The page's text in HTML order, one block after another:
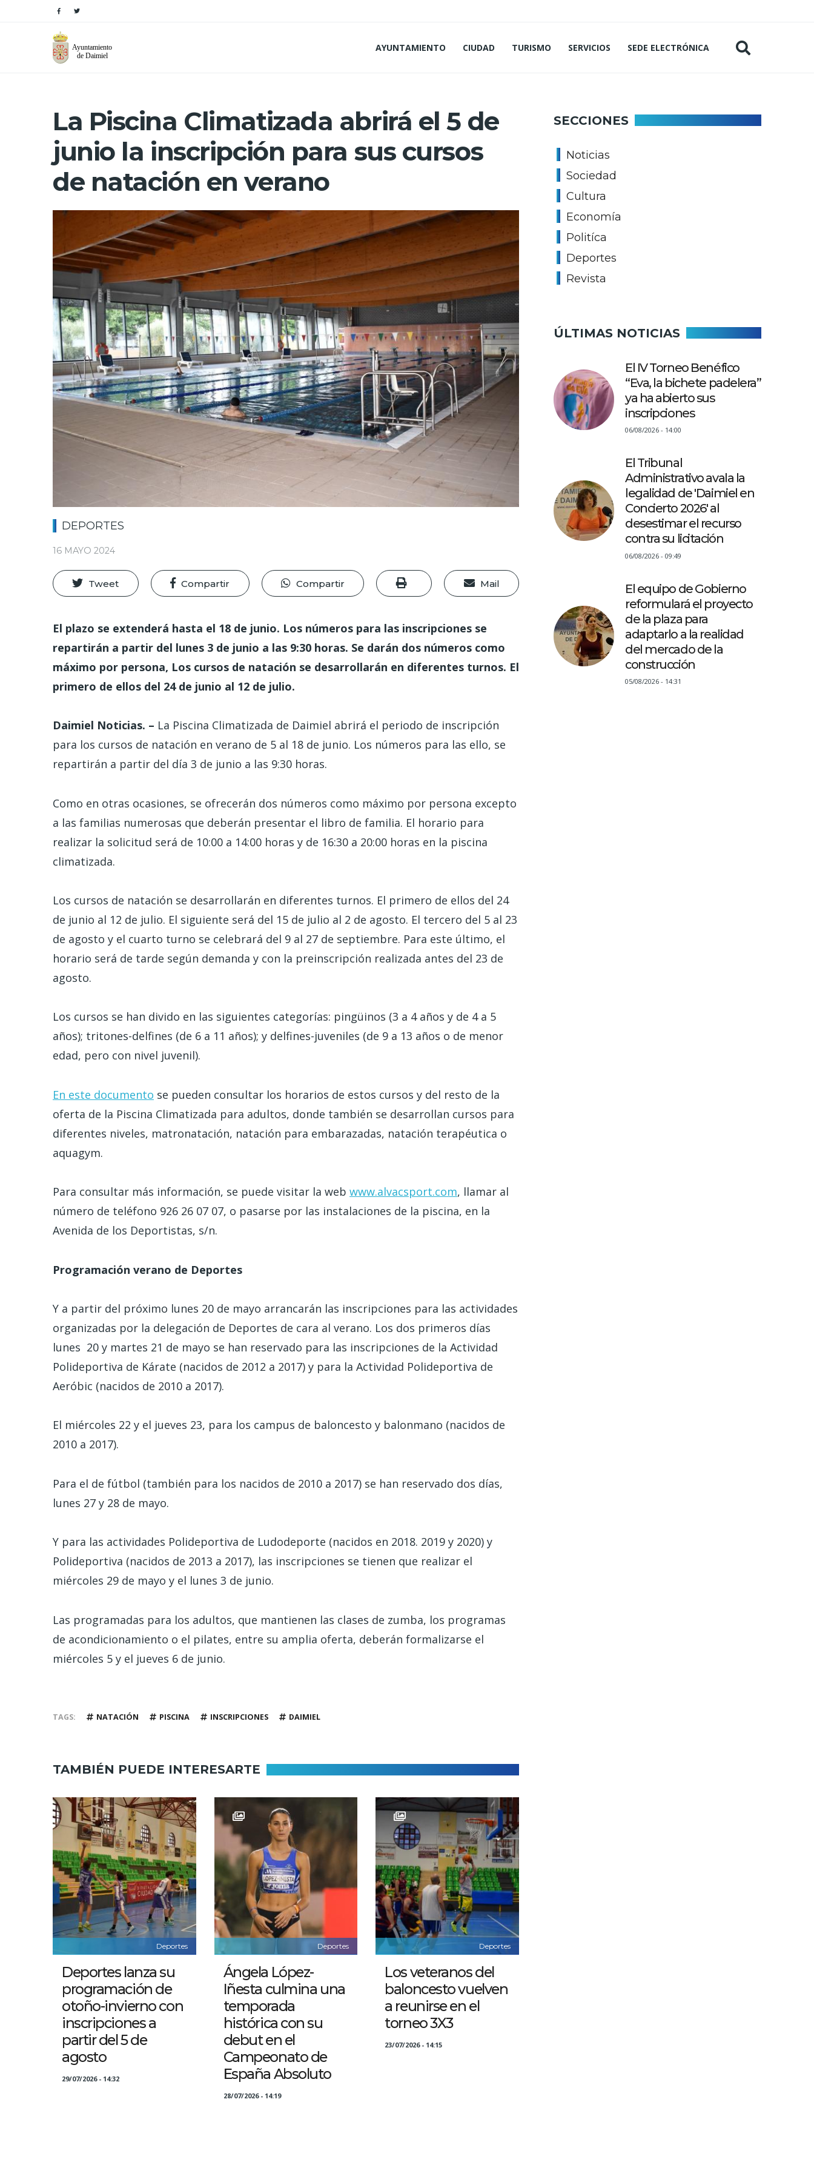
AYUNTAMIENTO CIUDAD TURISMO SERVICIOS SEDE ELECTRÓNICA
La Piscina Climatizada abrirá el 5 de
junio la inscripción para sus cursos
de natación en verano
DEPORTES
16 MAYO 2024
Tweet Compartir Compartir Mail
El plazo se extenderá hasta el 18 de junio. Los números para las inscripciones se
repartirán a partir del lunes 3 de junio a las 9:30 horas. Se darán dos números como
máximo por persona, Los cursos de natación se desarrollarán en diferentes turnos. El
primero de ellos del 24 de junio al 12 de julio.
Daimiel Noticias. – La Piscina Climatizada de Daimiel abrirá el periodo de inscripción
para los cursos de natación en verano de 5 al 18 de junio. Los números para las ello, se
repartirán a partir del día 3 de junio a las 9:30 horas.
Como en otras ocasiones, se ofrecerán dos números como máximo por persona excepto
a las familias numerosas que deberán presentar el libro de familia. El horario para
realizar la solicitud será de 10:00 a 14:00 horas y de 16:30 a 20:00 horas en la piscina
climatizada.
Los cursos de natación se desarrollarán en diferentes turnos. El primero de ellos del 24
de junio al 12 de julio. El siguiente será del 15 de julio al 2 de agosto. El tercero del 5 al 23
de agosto y el cuarto turno se celebrará del 9 al 27 de septiembre. Para este último, el
horario será de tarde según demanda y con la preinscripción realizada antes del 23 de
agosto.
Los cursos se han divido en las siguientes categorías: pingüinos (3 a 4 años y de 4 a 5
años); tritones-delfines (de 6 a 11 años); y delfines-juveniles (de 9 a 13 años o de menor
edad, pero con nivel juvenil).
En este documento se pueden consultar los horarios de estos cursos y del resto de la
oferta de la Piscina Climatizada para adultos, donde también se desarrollan cursos para
diferentes niveles, matronatación, natación para embarazadas, natación terapéutica o
aquagym.
Para consultar más información, se puede visitar la web www.alvacsport.com, llamar al
número de teléfono 926 26 07 07, o pasarse por las instalaciones de la piscina, en la
Avenida de los Deportistas, s/n.
Programación verano de Deportes
Y a partir del próximo lunes 20 de mayo arrancarán las inscripciones para las actividades
organizadas por la delegación de Deportes de cara al verano. Los dos primeros días
lunes 20 y martes 21 de mayo se han reservado para las inscripciones de la Actividad
Polideportiva de Kárate (nacidos de 2012 a 2017) y para la Actividad Polideportiva de
Aeróbic (nacidos de 2010 a 2017).
El miércoles 22 y el jueves 23, para los campus de baloncesto y balonmano (nacidos de
2010 a 2017).
Para el de fútbol (también para los nacidos de 2010 a 2017) se han reservado dos días,
lunes 27 y 28 de mayo.
Y para las actividades Polideportiva de Ludodeporte (nacidos en 2018. 2019 y 2020) y
Polideportiva (nacidos de 2013 a 2017), las inscripciones se tienen que realizar el
miércoles 29 de mayo y el lunes 3 de junio.
Las programadas para los adultos, que mantienen las clases de zumba, los programas
de acondicionamiento o el pilates, entre su amplia oferta, deberán formalizarse el
miércoles 5 y el jueves 6 de junio.
TAGS NATACIÓN PISCINA INSCRIPCIONES DAIMIEL
TAMBIÉN PUEDE INTERESARTE
Deportes
Deportes lanza su
programación de
otoño-invierno con
inscripciones a
partir del 5 de
agosto
29/07/2026 - 14:32
Deportes
Ángela López-
Iñesta culmina una
temporada
histórica con su
debut en el
Campeonato de
España Absoluto
28/07/2026 - 14:19
Deportes
Los veteranos del
baloncesto vuelven
a reunirse en el
torneo 3X3
23/07/2026 - 14:15
SECCIONES
Noticias
Sociedad
Cultura
Economía
Politíca
Deportes
Revista
ÚLTIMAS NOTICIAS
El IV Torneo Benéfico
“Eva, la bichete padelera”
ya ha abierto sus
inscripciones
06/08/2026 - 14:00
El Tribunal
Administrativo avala la
legalidad de 'Daimiel en
Concierto 2026' al
desestimar el recurso
contra su licitación
06/08/2026 - 09:49
El equipo de Gobierno
reformulará el proyecto
de la plaza para
adaptarlo a la realidad
del mercado de la
construcción
05/08/2026 - 14:31